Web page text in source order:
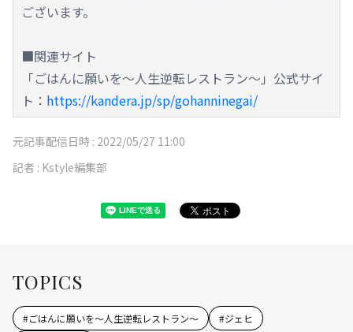
ございます。
■関連サイト
「ごはんに願いを～人生逆転レストラン～」公式サイ
ト： https://kandera.jp/sp/gohanninegai/
元記事配信日時 : 2022/05/27 11:00
記者 : Kstyle編集部
TOPICS
#ごはんに願いを～人生逆転レストラン～ #ジェヒ